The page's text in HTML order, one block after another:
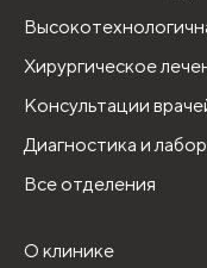
Хирургическое
Консультации
Диагностика и
Все отделения
О клинике